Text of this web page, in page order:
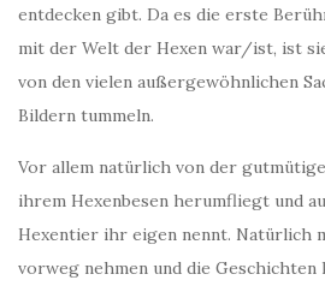
entdecken gibt. Da es die erste
mit der Welt der Hexen war/ist, ist
von den vielen außergewöhnlichen
Bildern tummeln.
Vor allem natürlich von der
ihrem Hexenbesen herumfliegt und
Hexentier ihr eigen nennt. Natürlich
vorweg nehmen und die